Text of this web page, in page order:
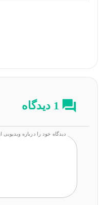
1 دیدگاه
دیدگاه خود را درباره